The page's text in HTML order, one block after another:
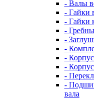
- Валы
- Гайки
- Гайки
-
-
-
-
-
-
-
вала